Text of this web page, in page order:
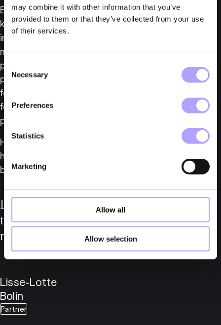
may combine it with other information that you’ve
provided to them or that they’ve collected from your use
of their services.
Consent
Selection
Necessary
Preferences
Statistics
Marketing
Allow all
Allow selection
Eftersom vi har sett en brant utveckling av
konsumentpriserna under de senaste åren har
indextilläggens storlek vuxit betydligt. Ökningen
mellan oktoberindex för 2022 och 2023 var 6,5
procent. Oktoberindex för 2024 (415,51)
presenterades i november 2024 och innebär en
fortsatt ökning, dock endast med 1,57 procent i
förhållande till föregående år. Detta indextal
påverkar hyrorna från och med den 1 januari 2025.
Har du frågor om er indexreglering i ert
hyreskontrakt eller andra frågor rörande ett
befintligt eller framtida lokalhyresavtal?
Du är varmt välkommen att höra av dig
till Fylgias fastighetsgupp för
rådgivning:
Partner
Lisse-Lotte
Bolin